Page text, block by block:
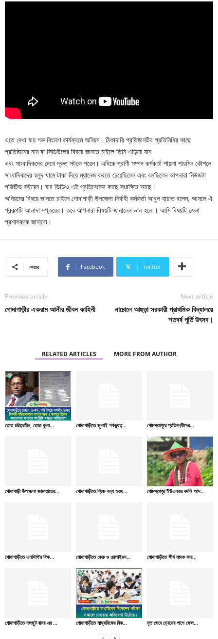
এতে দেখা যায় গরু বিতরণ কার্যক্রমে অনিয়ম। ঠিকাদারি প্রতিষ্ঠানটির প্রতিনিধির কাছে
প্রতিষ্ঠানের নাম বা সিডিউলের বিষয়ে জানতে চাইলে তিনি এড়িয়ে যান
এবং সাংবাদিকদের দেখে দ্রুত সটকে পরেন। এদিকে প্রাণী সম্পদ কর্মকর্তা শায়লা শারমিন কৌশলে
সাংবাদিকদের হলুদ খামে টাকা দিয়ে ম্যানেজ করতে চেয়েছিলেন এবং বলছিলেন আপনারা নিউজটা
পজিটিভ কইরেন। যার ভিডিও এই প্রতিবেকের কাছে সংরক্ষিত আছে।
অনিয়মের বিষয়ে জানতে চাইলে গোদাগাড়ী উপজেলা নির্বাহী কর্মকর্তা আবুল হায়াত বলেন, আসলে ঐ
প্রকল্পটি আলাদা দপ্তরের। তবে আপনারা বিষয়টি জানালেন ভাল হলো। আমি বিষয়টি জেলা
প্রশাসককে জানাবো।
শেয়ার Facebook Twitter
Previous article
গোদাগাড়ীর একরাম আলীর জীবন কাহিনী
Next article
নাচোলে আহুড়া সরকারী প্রাথমিক বিদ্যালয়ে
শতবর্ষ পূর্তি উৎসব।
RELATED ARTICLES MORE FROM AUTHOR
তোরা চরিত্রহীন, তোরা কুলা... গোদাগাড়ীতে জুলাই গণভ্যুত্... গোমস্তাপুরে প্রতিবন্ধীদের...
গোদাগাড়ী উপজেলা জামায়াতের... গোদাগাড়ীতে ব্রিজ বন্ধ হওয়... গোমস্তাপুর ইউএনওর বদলি আদ...
গোদাগাড়ীতে এনসিপি’র বিক্ষ... গোদাগাড়ীতে কেরু ও চোলাইমদ... গোদাগাড়ীতে শীর্ষ মাদক কার...
গোদাগাড়ীতে দলছুট বানর এর ... গোদাগাড়ীতে মাধ্যমিকের বিক... মৃত ভেবে ড্রেনের পাশে ফেল...